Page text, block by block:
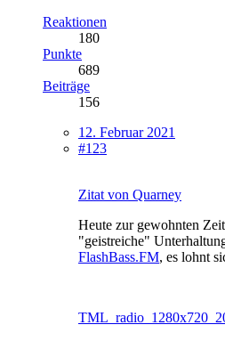
Reaktionen
180
Punkte
689
Beiträge
156
12. Februar 2021
#123
Zitat von Quarney
Heute zur gewohnten
"geistreiche"
FlashBass.FM, es lohnt